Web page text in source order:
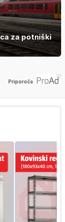
za potniški
Priporoča